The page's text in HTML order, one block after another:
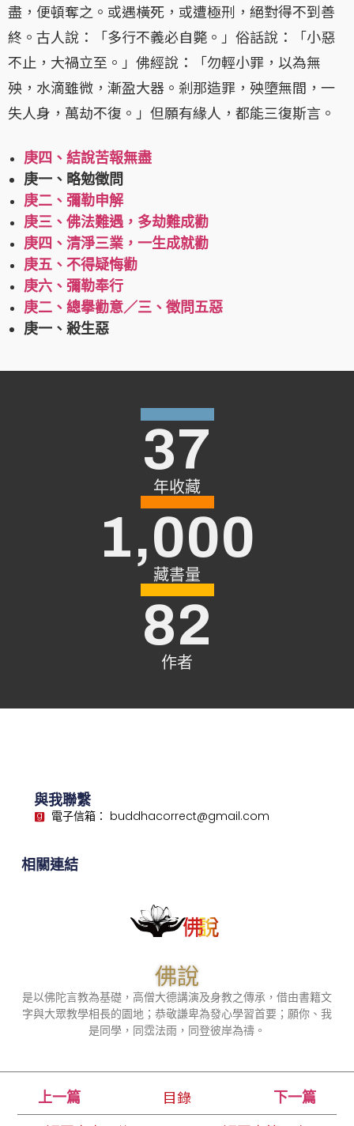
上一篇 目錄 下一篇
盡，便頓奪之。或遇橫死，或遭極刑，絕對得不到善
終。古人說：「多行不義必自斃。」俗話說：「小惡
不止，大禍立至。」佛經說：「勿輕小罪，以為無
殃，水滴雖微，漸盈大器。剎那造罪，殃墮無間，一
失人身，萬劫不復。」但願有緣人，都能三復斯言。
庚四、結說苦報無盡
庚一、略勉徵問
庚二、彌勒申解
庚三、佛法難遇，多劫難成勸
庚四、清淨三業，一生成就勸
庚五、不得疑悔勸
庚六、彌勒奉行
庚二、總擧勸意／三、徵問五惡
庚一、殺生惡
年收藏
37
藏書量
1,000
作者
82
佛說
是以佛陀言教為基礎，高僧大德講演及身教之傳承，借由書籍文
字與大眾教學相長的園地；恭敬謙卑為發心學習首要；願你、我
是同學，同霑法雨，同登彼岸為禱。
與我聯繫
電子信箱： buddhacorrect@gmail.com
相關連結